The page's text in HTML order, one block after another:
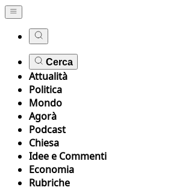
Cerca
Attualità
Politica
Mondo
Agorà
Podcast
Chiesa
Idee e Commenti
Economia
Rubriche